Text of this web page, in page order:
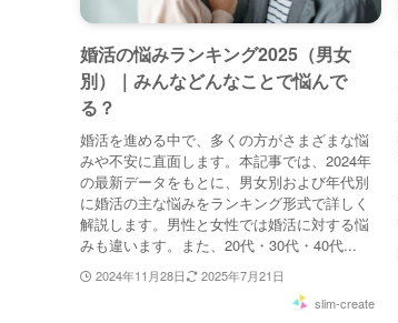
婚活の悩みランキング2025（男女
別）｜みんなどんなことで悩んで
る？
婚活を進める中で、多くの方がさまざまな悩
みや不安に直面します。本記事では、2024年
の最新データをもとに、男女別および年代別
に婚活の主な悩みをランキング形式で詳しく
解説します。男性と女性では婚活に対する悩
みも違います。また、20代・30代・40代...
2024年11月28日
2025年7月21日
slim-create